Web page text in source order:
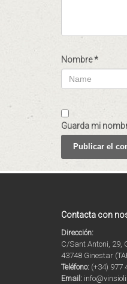
Nombre*
Guarda mi
Contacta con
Dirección:
C/Sant Antoni, 29,
43748 Ginestar
Teléfono: (+34) 977
Email: